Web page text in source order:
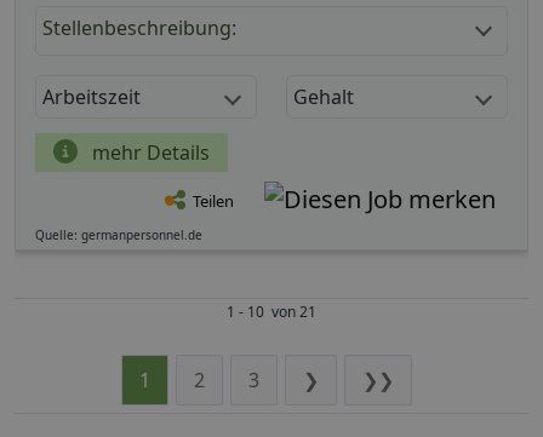
Stellenbeschreibung:
Arbeitszeit Gehalt
mehr Details
Teilen
Quelle: germanpersonnel.de
1 - 10 von 21
1 2 3 ❯ ❯❯